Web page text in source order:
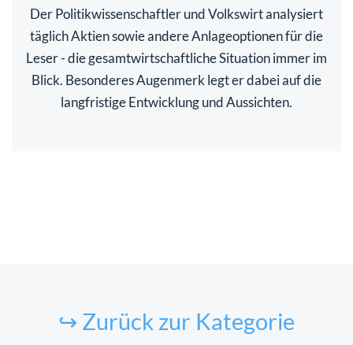
Der Politikwissenschaftler und Volkswirt analysiert
täglich Aktien sowie andere Anlageoptionen für die
Leser - die gesamtwirtschaftliche Situation immer im
Blick. Besonderes Augenmerk legt er dabei auf die
langfristige Entwicklung und Aussichten.
↪ Zurück zur Kategorie